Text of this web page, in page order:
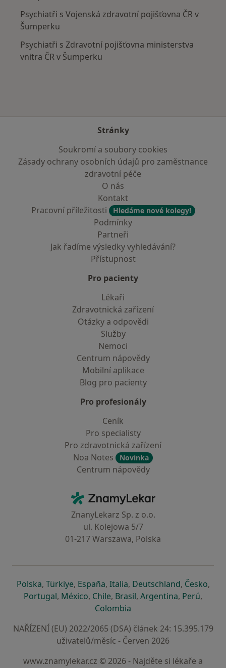
Psychiatři s Vojenská zdravotní pojišťovna ČR v
Šumperku
Psychiatři s Zdravotní pojišťovna ministerstva
vnitra ČR v Šumperku
Stránky
Soukromí a soubory cookies
Zásady ochrany osobních údajů pro zaměstnance
zdravotní péče
O nás
Kontakt
Pracovní příležitosti
Hledáme nové kolegy!
Podmínky
Partneři
Jak řadíme výsledky vyhledávání?
Přístupnost
Pro pacienty
Lékaři
Zdravotnická zařízení
Otázky a odpovědi
Služby
Nemoci
Centrum nápovědy
Mobilní aplikace
Blog pro pacienty
Pro profesionály
Ceník
Pro specialisty
Pro zdravotnická zařízení
Noa Notes
Novinka
Centrum nápovědy
ZnamyLekar - Hlavní stránka
ZnanyLekarz Sp. z o.o.
ul. Kolejowa 5/7
01-217 Warszawa, Polska
Polskase otevře v nové záložce
, Türkiyese otevře v nové záložce
, Españase otevře v nové záložce
, Italiase otevře v nové záložce
, Deutschlandse otevře v
, Českose
,
Portugalse otevře v nové záložce
, Méxicose otevře v nové záložce
, Chilese otevře v nové záložce
, Brasilse otevře v nové
, Argentinase otevře v
, Perúse
,
Colombia
NAŘÍZENÍ (EU) 2022/2065 (DSA) článek 24: 15.395.179
uživatelů/měsíc - Červen 2026
www.znamylekar.cz © 2026 - Najděte si lékaře a